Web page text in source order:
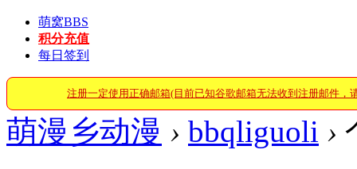
萌窝BBS
积分充值
每日签到
注册一定使用正确邮箱(目前已知谷歌邮箱无法收到注册邮件，
萌漫乡动漫 › bbqliguoli ›